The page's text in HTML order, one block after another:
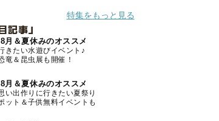
特集をもっと見る
記事」
8月＆夏休みのオススメ
きたい水遊びイベント♪
竜＆昆虫展も開催！
8月＆夏休みのオススメ
い出作りに行きたい夏祭り
ット＆子供無料イベントも